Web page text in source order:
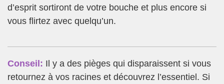
d’esprit sortiront de votre bouche et plus encore si
vous flirtez avec quelqu’un.
Conseil: Il y a des pièges qui disparaissent si vous
retournez à vos racines et découvrez l’essentiel. Si